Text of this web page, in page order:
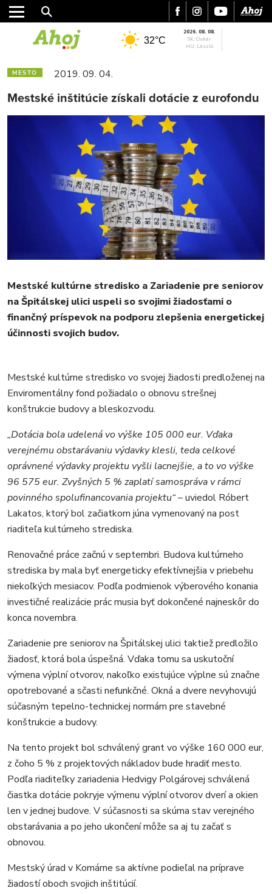
MESTO
REGIÓN
KULTÚRA
FOTKY
VIDEO
32°C
2026. 08. 08.
SK: Oskár
HU: László
MESTO 2019. 09. 04.
Mestské inštitúcie získali dotácie z eurofondu
Mestské kultúrne stredisko a Zariadenie pre seniorov
na Špitálskej ulici uspeli so svojimi žiadosťami o
finančný príspevok na podporu zlepšenia energetickej
účinnosti svojich budov.
Mestské kultúrne stredisko vo svojej žiadosti predloženej na
Enviromentálny fond požiadalo o obnovu strešnej
konštrukcie budovy a bleskozvodu.
„Dotácia bola udelená vo výške 105 000 eur. Vďaka
verejnému obstarávaniu výdavky klesli, teda celkové
oprávnené výdavky projektu vyšli lacnejšie, a to vo výške
96 575 eur. Zvyšných 5 % zaplatí samospráva v rámci
povinného spolufinancovania projektu“– uviedol Róbert
Lakatos, ktorý bol začiatkom júna vymenovaný na post
riaditeľa kultúrneho strediska.
Renovačné práce začnú v septembri. Budova kultúrneho
strediska by mala byť energeticky efektívnejšia v priebehu
niekoľkých mesiacov. Podľa podmienok výberového konania
investičné realizácie prác musia byť dokončené najneskôr do
konca novembra.
Zariadenie pre seniorov na Špitálskej ulici taktiež predložilo
žiadosť, ktorá bola úspešná. Vďaka tomu sa uskutoční
výmena výplní otvorov, nakoľko existujúce výplne sú značne
opotrebované a sčasti nefunkčné. Okná a dvere nevyhovujú
súčasným tepelno-technickej normám pre stavebné
konštrukcie a budovy.
Na tento projekt bol schválený grant vo výške 160 000 eur,
z čoho 5 % z projektových nákladov bude hradiť mesto.
Podľa riaditeľky zariadenia Hedvigy Polgárovej schválená
čiastka dotácie pokryje výmenu výplní otvorov dverí a okien
len v jednej budove. V súčasnosti sa skúma stav verejného
obstarávania a po jeho ukončení môže sa aj tu začať s
obnovou.
Mestský úrad v Komárne sa aktívne podieľal na príprave
žiadostí oboch svojich inštitúcií.